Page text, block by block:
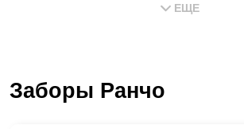
типа
ЕЩЕ
Заборы Ранчо